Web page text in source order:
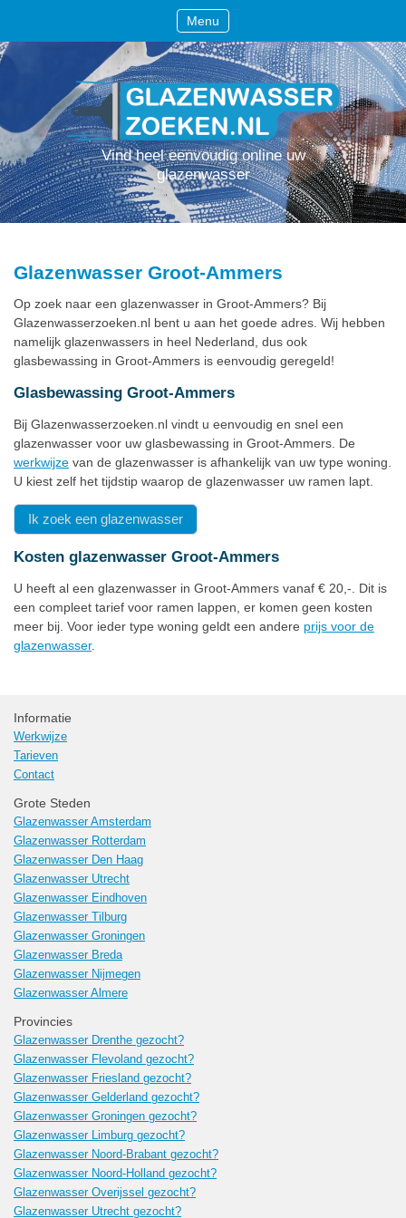
Menu
Vind heel eenvoudig online uw
glazenwasser
Glazenwasser Groot-Ammers
Op zoek naar een glazenwasser in Groot-Ammers? Bij
Glazenwasserzoeken.nl bent u aan het goede adres. Wij hebben
namelijk glazenwassers in heel Nederland, dus ook
glasbewassing in Groot-Ammers is eenvoudig geregeld!
Glasbewassing Groot-Ammers
Bij Glazenwasserzoeken.nl vindt u eenvoudig en snel een
glazenwasser voor uw glasbewassing in Groot-Ammers. De
werkwijze van de glazenwasser is afhankelijk van uw type woning.
U kiest zelf het tijdstip waarop de glazenwasser uw ramen lapt.
Ik zoek een glazenwasser
Kosten glazenwasser Groot-Ammers
U heeft al een glazenwasser in Groot-Ammers vanaf € 20,-. Dit is
een compleet tarief voor ramen lappen, er komen geen kosten
meer bij. Voor ieder type woning geldt een andere prijs voor de
glazenwasser.
Informatie
Werkwijze
Tarieven
Contact
Grote Steden
Glazenwasser Amsterdam
Glazenwasser Rotterdam
Glazenwasser Den Haag
Glazenwasser Utrecht
Glazenwasser Eindhoven
Glazenwasser Tilburg
Glazenwasser Groningen
Glazenwasser Breda
Glazenwasser Nijmegen
Glazenwasser Almere
Provincies
Glazenwasser Drenthe gezocht?
Glazenwasser Flevoland gezocht?
Glazenwasser Friesland gezocht?
Glazenwasser Gelderland gezocht?
Glazenwasser Groningen gezocht?
Glazenwasser Limburg gezocht?
Glazenwasser Noord-Brabant gezocht?
Glazenwasser Noord-Holland gezocht?
Glazenwasser Overijssel gezocht?
Glazenwasser Utrecht gezocht?